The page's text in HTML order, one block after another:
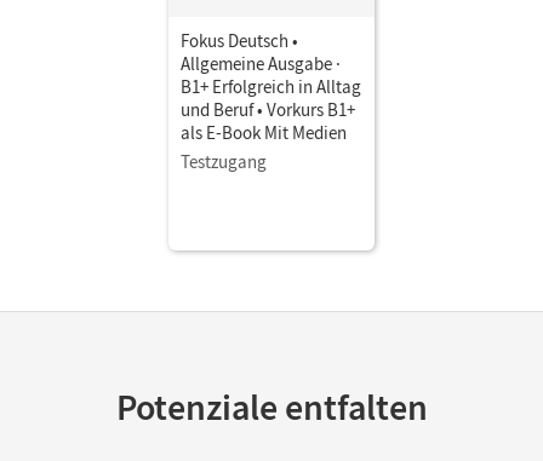
Fokus Deutsch •
Allgemeine Ausgabe ·
B1+ Erfolgreich in Alltag
und Beruf • Vorkurs B1+
als E-Book Mit Medien
Testzugang
Potenziale entfalten